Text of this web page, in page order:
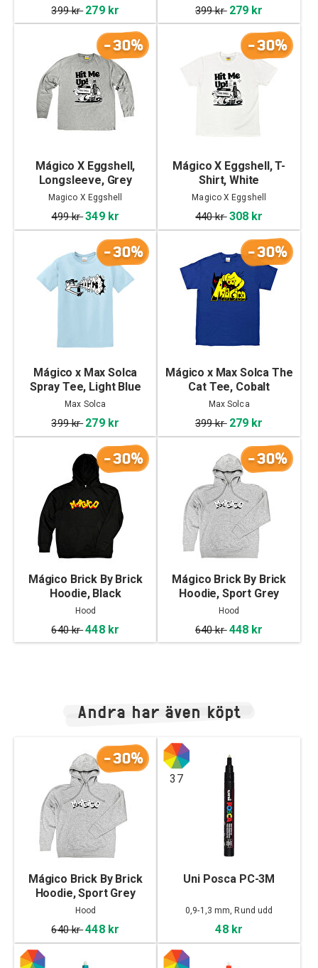
399 kr 279 kr 399 kr 279 kr
-30%
Mágico X Eggshell,
Longsleeve, Grey
Magico X Eggshell
499 kr349 kr
-30%
Mágico X Eggshell, T-
Shirt, White
Magico X Eggshell
440 kr308 kr
-30%
Mágico x Max Solca
Spray Tee, Light Blue
Max Solca
399 kr 279 kr
-30%
Mágico x Max Solca The
Cat Tee, Cobalt
Max Solca
399 kr 279 kr
-30%
Mágico Brick By Brick
Hoodie, Black
Hood
640 kr448 kr
-30%
Mágico Brick By Brick
Hoodie, Sport Grey
Hood
640 kr448 kr
Andra har även köpt
-30%
Mágico Brick By Brick
Hoodie, Sport Grey
Hood
640 kr448 kr
37
Uni Posca PC-3M
0,9-1,3 mm, Rund udd
48 kr